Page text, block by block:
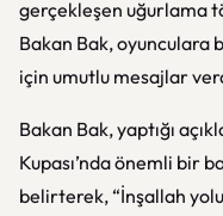
gerçekleşen uğurlama
Bakan Bak, oyunculara
için umutlu mesajlar
Bakan Bak, yaptığı
Kupası’nda önemli bir
belirterek, “İnşallah